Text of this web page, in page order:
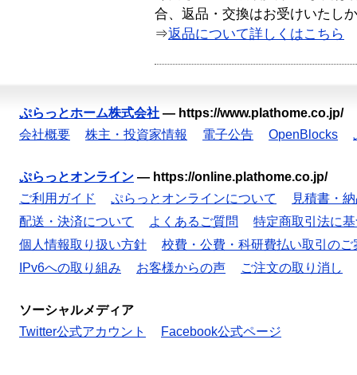
合、返品・交換はお受けいたし
⇒返品について詳しくはこちら
ぷらっとホーム株式会社 — https://www.plathome.co.jp/
会社概要
株主・投資家情報 電子公告 OpenBlocks
ぷらっとオンライン — https://online.plathome.co.jp/
ご利用ガイド
ぷらっとオンラインについて
見積書・
配送・決済について
よくあるご質問
特定商取引法に
個人情報取り扱い方針
校費・公費・科研費払い取引のご
IPv6への取り組み
お客様からの声 ご注文の取り消し
ソーシャルメディア
Twitter公式アカウント
Facebook公式ページ